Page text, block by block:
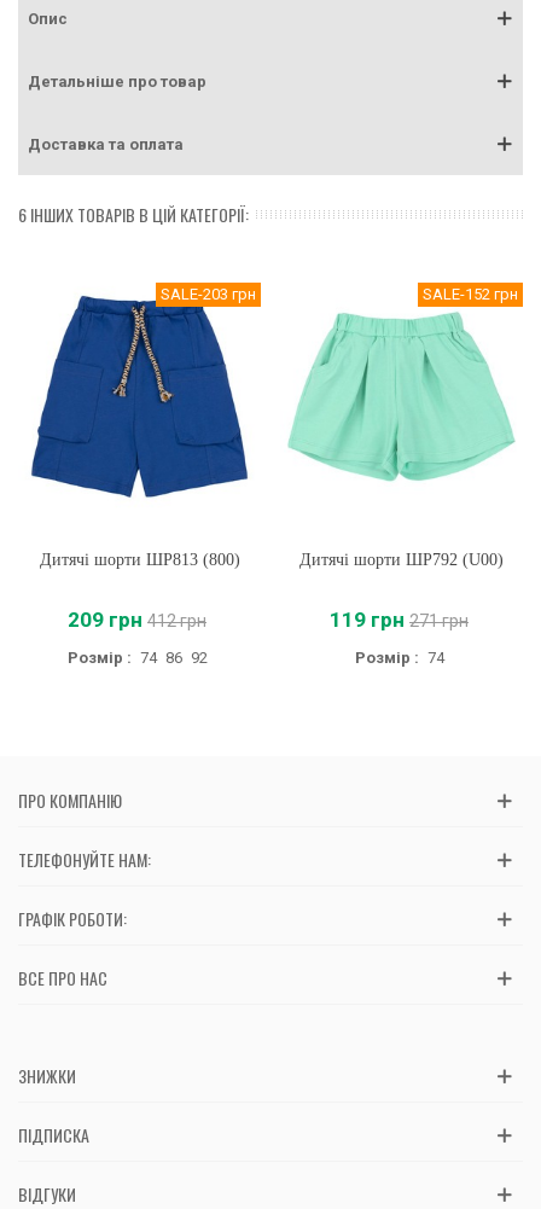
Опис
Детальніше про товар
Доставка та оплата
6 ІНШИХ ТОВАРІВ В ЦІЙ КАТЕГОРІЇ:
SALE-203 грн
Дитячі шорти ШР813 (800)
209 грн 412 грн
Розмір : 74 86 92
SALE-152 грн
Дитячі шорти ШР792 (U00)
119 грн 271 грн
Розмір : 74
ПРО КОМПАНІЮ
ТЕЛЕФОНУЙТЕ НАМ:
ГРАФІК РОБОТИ:
ВСЕ ПРО НАС
ЗНИЖКИ
ПІДПИСКА
ВІДГУКИ